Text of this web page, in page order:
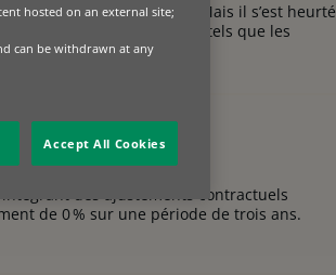
des budgets limités. Mais il s’est heurté
des actifs incorporels tels que les
des ajustements contractuels
de 0 % sur une période de trois ans.
hosted on an external site;
can be withdrawn at any
Accept All Cookies